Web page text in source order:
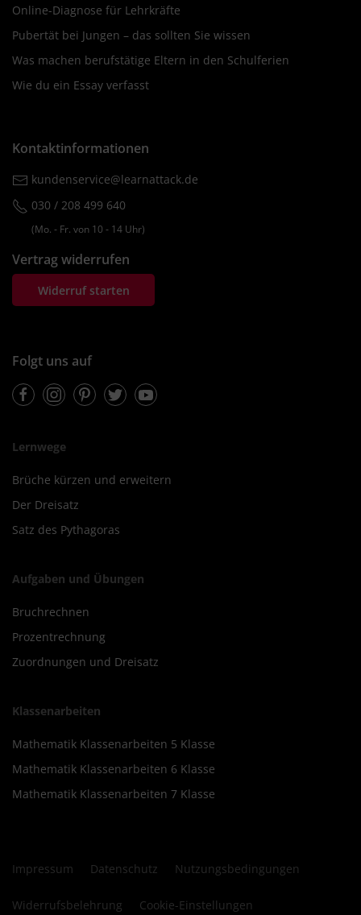
Online-Diagnose für Lehrkräfte
Pubertät bei Jungen – das sollten Sie wissen
Was machen berufstätige Eltern in den Schulferien
Wie du ein Essay verfasst
Kontaktinformationen
kundenservice@learnattack.de
030 / 208 499 640
(Mo. ‐ Fr. von 10 ‐ 14 Uhr)
Vertrag widerrufen
Widerruf starten
Folgt uns auf
FacebookInstagramPinterestTwitterYoutube
Lernwege
Brüche kürzen und erweitern
Der Dreisatz
Satz des Pythagoras
Aufgaben und Übungen
Bruchrechnen
Prozentrechnung
Zuordnungen und Dreisatz
Klassenarbeiten
Mathematik Klassenarbeiten 5 Klasse
Mathematik Klassenarbeiten 6 Klasse
Mathematik Klassenarbeiten 7 Klasse
Impressum Datenschutz Nutzungsbedingungen
Widerrufsbelehrung Cookie-Einstellungen